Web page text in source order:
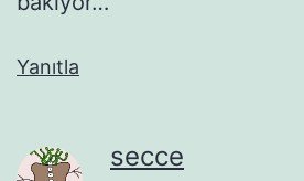
Yanıtla
secce